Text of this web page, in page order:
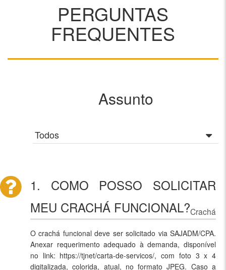
PERGUNTAS
FREQUENTES
Assunto
Todos
1. COMO POSSO SOLICITAR
MEU CRACHÁ FUNCIONAL?Crachá
O crachá funcional deve ser solicitado via SAJADM/CPA.
Anexar requerimento adequado à demanda, disponível
no link: https://tjnet/carta-de-servicos/, com foto 3 x 4
digitalizada, colorida, atual, no formato JPEG. Caso a